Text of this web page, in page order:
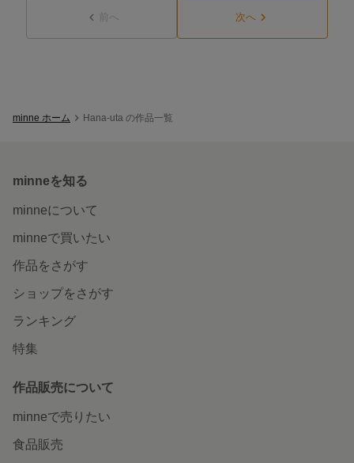
前へ 次へ
minne ホーム Hana-uta の作品一覧
minneを知る
minneについて
minneで買いたい
作品をさがす
ショップをさがす
ランキング
特集
作品販売について
minneで売りたい
食品販売